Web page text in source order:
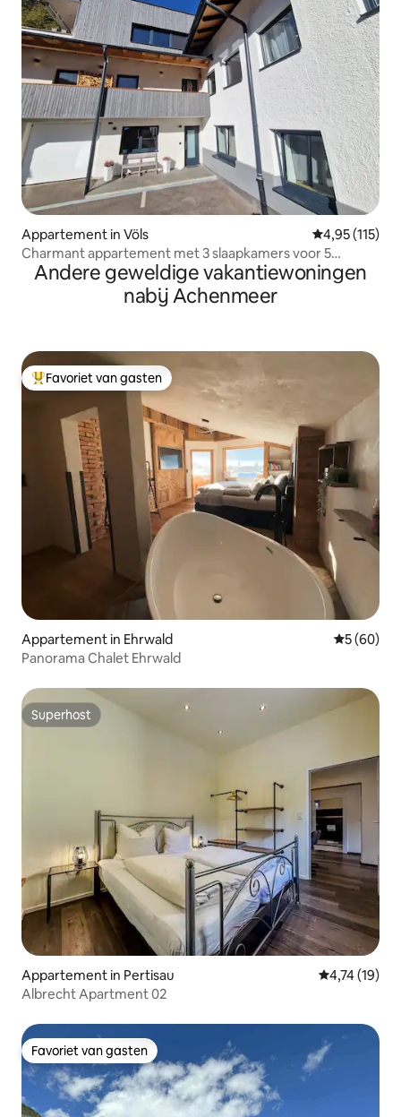
Appartement in Völs Gemiddelde
4,95 (115)
Charmant appartement met 3 slaapkamers voor 5
personen
Andere geweldige vakantiewoningen
nabij Achenmeer
Topfavoriet van gasten
Favoriet van gasten
Appartement in Ehrwald
5 (60)
Panorama Chalet Ehrwald
Superhost
Superhost
Appartement in Pertisau Gemiddelde
4,74 (19)
Albrecht Apartment 02
Favoriet van gasten
Favoriet van gasten